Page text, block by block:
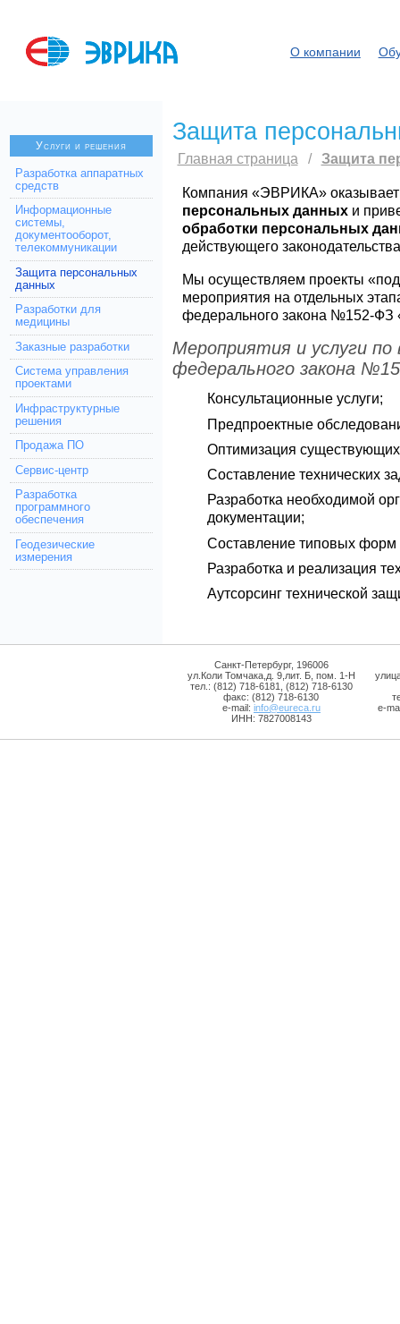
О компании
Услуги и решения
Разработка аппаратных
средств
Информационные
системы,
документооборот,
телекоммуникации
Защита персональных
данных
Разработки для
медицины
Заказные разработки
Система управления
проектами
Инфраструктурные
решения
Продажа ПО
Сервис-центр
Разработка
программного
обеспечения
Геодезические
измерения
Защита
Главная страница / Защита
Компания «ЭВРИКА»
персональных данных и
обработки персональных
действующего
Мы осуществляем проекты
мероприятия на отдельных
федерального закона №152-ФЗ
Мероприятия и услуги
федерального закона
Консультационные услуги;
Предпроектные
Оптимизация
Составление технических
Разработка необходимой
документации;
Составление типовых форм
Разработка и реализация
Аутсорсинг технической
Санкт-Петербург, 196006
ул.Коли Томчака,д. 9,лит. Б, пом. 1-Н
тел.: (812) 718-6181, (812) 718-6130
факс: (812) 718-6130
e-mail: info@eureca.ru
ИНН: 7827008143
e-